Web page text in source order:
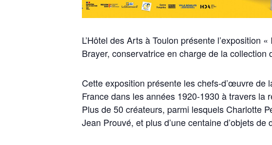
L’Hôtel des Arts à Toulon présente
Brayer, conservatrice en charge de la collection
Cette exposition présente les chefs-d’œuvre de
France dans les années 1920-1930 à travers la
Plus de 50 créateurs, parmi lesquels Charlotte
Jean Prouvé, et plus d’une centaine d’objets de